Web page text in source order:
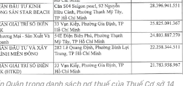
Quân trong danh sách nợ thuế của Thuế Cơ sở 14